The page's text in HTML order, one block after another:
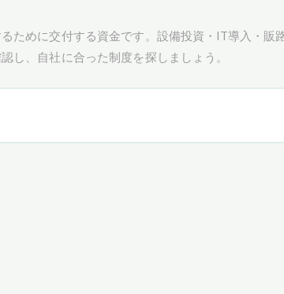
ために交付する資金です。設備投資・IT導入・販
し、自社に合った制度を探しましょう。